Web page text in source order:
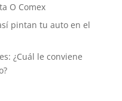
O Comex
pintan tu auto en el
¿Cuál le conviene